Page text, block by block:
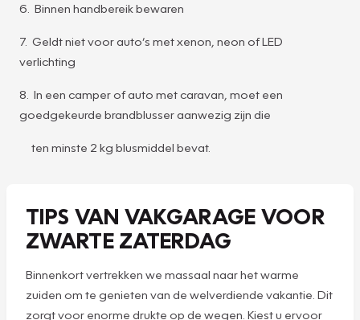
6. Binnen handbereik bewaren
7. Geldt niet voor auto’s met xenon, neon of LED
verlichting
8. In een camper of auto met caravan, moet een
goedgekeurde brandblusser aanwezig zijn die
ten minste 2 kg blusmiddel bevat.
TIPS VAN VAKGARAGE VOOR
ZWARTE ZATERDAG
Binnenkort vertrekken we massaal naar het warme
zuiden om te genieten van de welverdiende vakantie. Dit
zorgt voor enorme drukte op de wegen. Kiest u ervoor